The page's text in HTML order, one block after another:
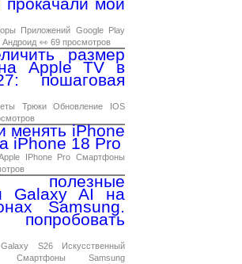
прокачали мой
Приложений Google
Play
Андроид 👀 69 просмотров
размер
Apple TV в
пошаговая
Трюки Обновление
IOS
менять iPhone
iPhone 18 Pro
IPhone Pro Смартфоны
полезные
Galaxy AI на
Samsung.
Galaxy S26
Искусственный
Смартфоны
Samsung